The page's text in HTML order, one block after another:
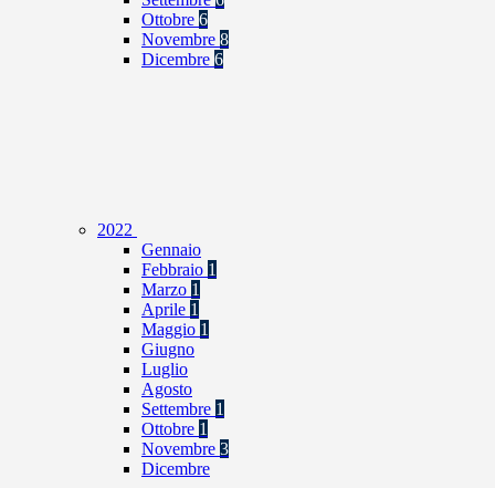
Ottobre 6
Novembre 8
Dicembre 6
2022
Gennaio
Febbraio 1
Marzo 1
Aprile 1
Maggio 1
Giugno
Luglio
Agosto
Settembre 1
Ottobre 1
Novembre 3
Dicembre